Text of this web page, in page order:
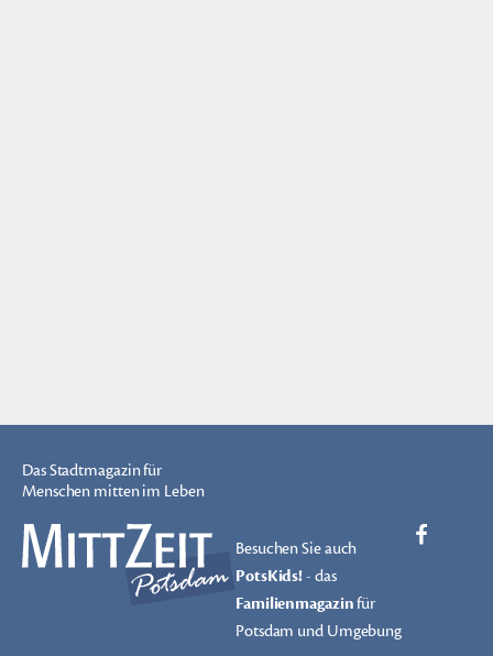
Das Stadtmagazin für
Menschen mitten im Leben
Besuchen Sie auch
PotsKids!- das
Familienmagazinfür
Potsdam und Umgebung